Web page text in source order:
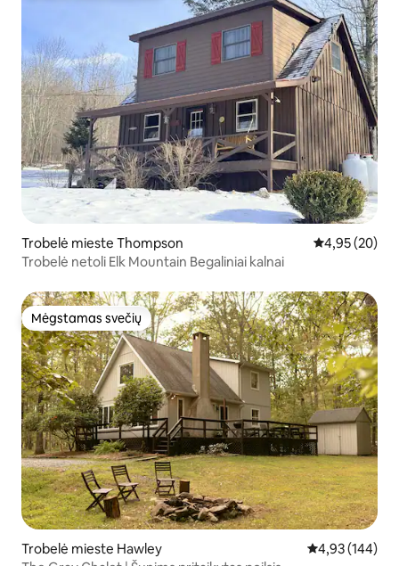
Trobelė mieste Thompson Vidutinis
4,95 (20)
Trobelė netoli Elk Mountain Begaliniai kalnai
Mėgstamas svečių
Mėgstamas svečių
Trobelė mieste Hawley Vidutinis
4,93 (144)